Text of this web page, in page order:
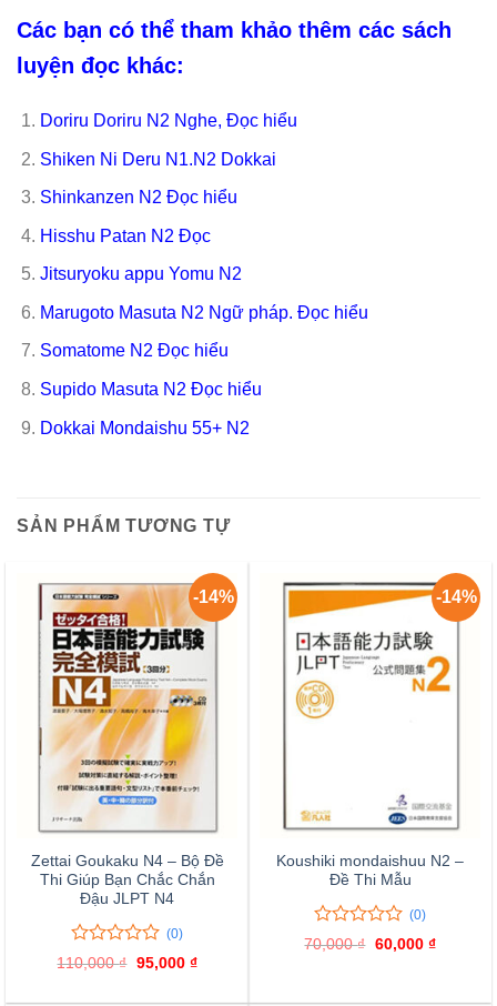
Các bạn có thể tham khảo thêm các sách
luyện đọc khác:
Doriru Doriru N2 Nghe, Đọc hiểu
Shiken Ni Deru N1.N2 Dokkai
Shinkanzen N2 Đọc hiểu
Hisshu Patan N2 Đọc
Jitsuryoku appu Yomu N2
Marugoto Masuta N2 Ngữ pháp. Đọc hiểu
Somatome N2 Đọc hiểu
Supido Masuta N2 Đọc hiểu
Dokkai Mondaishu 55+ N2
SẢN PHẨM TƯƠNG TỰ
-14%
Zettai Goukaku N4 – Bộ Đề
Thi Giúp Bạn Chắc Chắn
Đậu JLPT N4
0
trên
0
(0)
110,000₫ Giá
95,000 ₫Giá
-14%
Koushiki mondaishuu N2 –
Đề Thi Mẫu
0
trên
0
(0)
70,000₫ Giá
60,000 ₫Giá
60,000